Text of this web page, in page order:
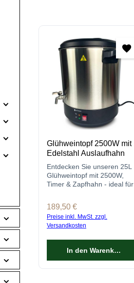
Glühweintopf 2500W mit
Edelstahl Auslaufhahn
Entdecken Sie unseren 25L
Glühweintopf mit 2500W,
Timer & Zapfhahn - ideal für
Regulärer Preis:
189,50 €
Preise inkl. MwSt. zzgl.
Versandkosten
In den Warenkorb